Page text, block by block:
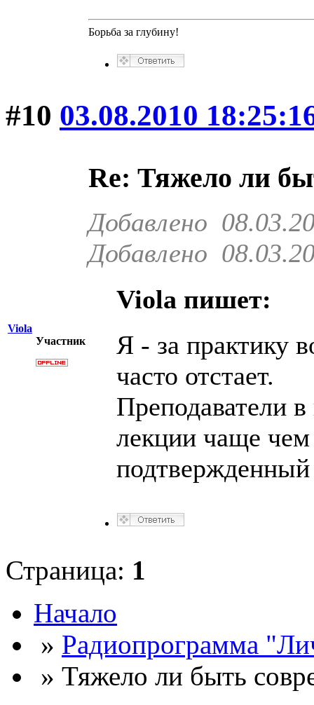
Борьба за глубину!
#10 03.08.2010
Viola
Участник
Re: Тяжело ли
Добавлено
Добавлено
Viola пишет:
Я - за практику
часто отстает.
Преподаватели
лекции чаще чем
Страница: 1
Начало
» Радиопрограмма
» Тяжело ли быть